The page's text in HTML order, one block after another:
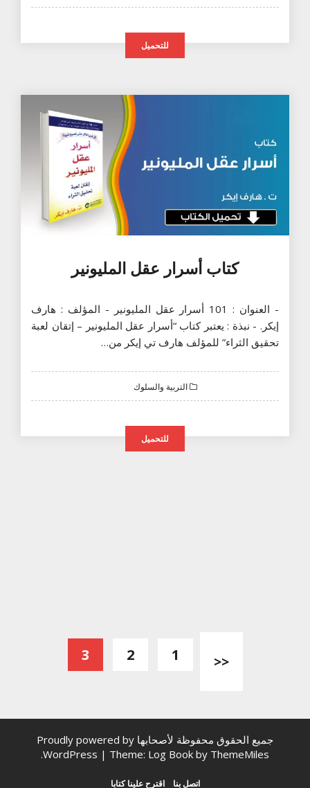
للتحميل
كتاب أسرار عقل المليونير
- العنوان : 101 أسرار عقل المليونير - المؤلف : هارف
إيكر. - نبذة : يعتبر كتاب “أسرار عقل المليونير – إتقان لعبة
تحقيق الثراء” للمؤلف هارف تي إيكر من…
التربية والسلوك
للتحميل
<<
1
2
3
جميع الحقوق محفوظة لأصحابها Proudly powered by
WordPress | Theme: Log Book by ThemeMiles
.
اتصل بنا اقترح علينا كتابا